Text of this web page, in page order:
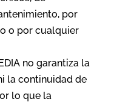
por
o por cualquier
no garantiza la
la continuidad de
lo que la